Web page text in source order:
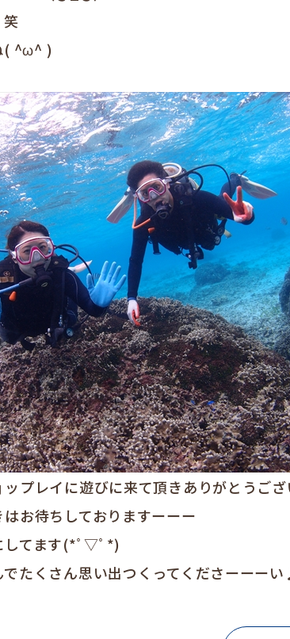
( ^ω^ )
プレイに遊びに来て頂きありがとうご
お待ちしておりますーーー
してます(*ﾟ▽ﾟ*)
でたくさん思い出つくってくださーーー